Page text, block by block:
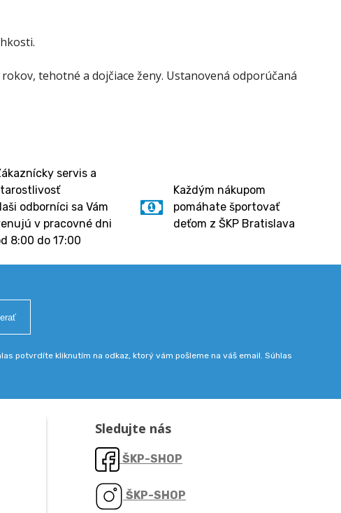
tehotné a dojčiace ženy. Ustanovená odporúčaná
servis a
odborníci sa Vám
v pracovné dni
8:00 do 17:00
Každým nákupom
pomáhate športovať
deťom z ŠKP Bratislava
potvrdíte kliknutím na odkaz, ktorý vám pošleme na váš email. Súhlas
Sledujte nás
ŠKP-SHOP
ŠKP-SHOP